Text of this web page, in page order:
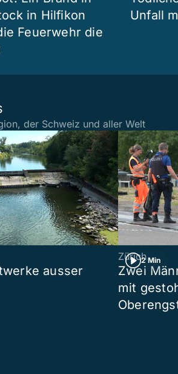
in Hilfikon
Feuerwehr die
Unfall
der Schweiz und aller Welt
ausser
2 Min
Zürich
Zwei
mit